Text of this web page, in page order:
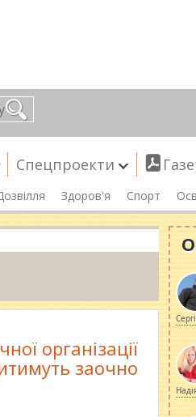
Спецпроекти
Здоров'я Спорт
організації
заочно